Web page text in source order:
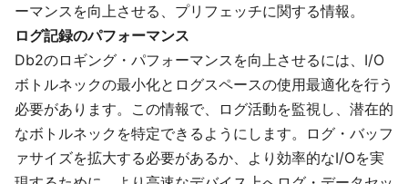
ーマンスを向上させる、プリフェッチに関する情報。
ログ記録のパフォーマンス
Db2のロギング・パフォーマンスを向上させるには、I/O
ボトルネックの最小化とログスペースの使用最適化を行う
必要があります。この情報で、ログ活動を監視し、潜在的
なボトルネックを特定できるようにします。ログ・バッフ
ァサイズを拡大する必要があるか、より効率的なI/Oを実